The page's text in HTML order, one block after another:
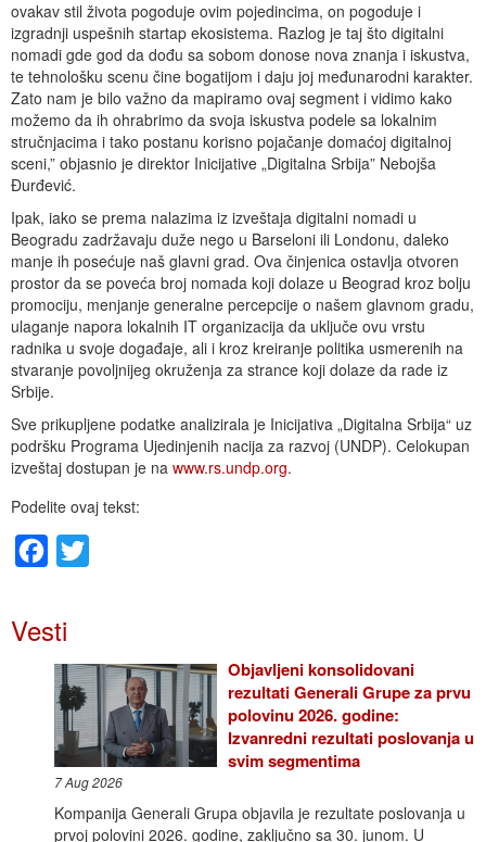
ovakav stil života pogoduje ovim pojedincima, on pogoduje i
izgradnji uspešnih startap ekosistema. Razlog je taj što digitalni
nomadi gde god da dođu sa sobom donose nova znanja i iskustva,
te tehnološku scenu čine bogatijom i daju joj međunarodni karakter.
Zato nam je bilo važno da mapiramo ovaj segment i vidimo kako
možemo da ih ohrabrimo da svoja iskustva podele sa lokalnim
stručnjacima i tako postanu korisno pojačanje domaćoj digitalnoj
sceni,” objasnio je direktor Inicijative „Digitalna Srbija” Nebojša
Đurđević.
Ipak, iako se prema nalazima iz izveštaja digitalni nomadi u
Beogradu zadržavaju duže nego u Barseloni ili Londonu, daleko
manje ih posećuje naš glavni grad. Ova činjenica ostavlja otvoren
prostor da se poveća broj nomada koji dolaze u Beograd kroz bolju
promociju, menjanje generalne percepcije o našem glavnom gradu,
ulaganje napora lokalnih IT organizacija da uključe ovu vrstu
radnika u svoje događaje, ali i kroz kreiranje politika usmerenih na
stvaranje povoljnijeg okruženja za strance koji dolaze da rade iz
Srbije.
Sve prikupljene podatke analizirala je Inicijativa „Digitalna Srbija“ uz
podršku Programa Ujedinjenih nacija za razvoj (UNDP). Celokupan
izveštaj dostupan je na www.rs.undp.org.
Podelite ovaj tekst:
Facebook
Vesti
Objavljeni konsolidovani
rezultati Generali Grupe za prvu
polovinu 2026. godine:
Izvanredni rezultati poslovanja u
svim segmentima
7 Aug 2026
Kompanija Generali Grupa objavila je rezultate poslovanja u
prvoj polovini 2026. godine, zaključno sa 30. junom. U